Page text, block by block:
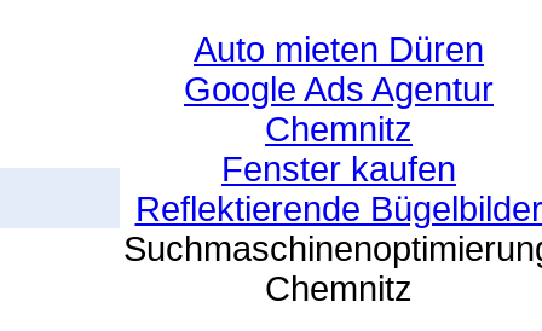
Auto mieten Düren
Google Ads Agentur
Chemnitz
Fenster kaufen
Reflektierende Bügelbilder
Chemnitz